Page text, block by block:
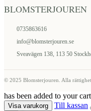
BLOMSTERJOUREN
0735863616
info@blomsterjouren.se
Sveavägen 138, 113 50
© 2025 Blomsterjouren. Alla
has been added to your
Visa varukorg
Till kassan